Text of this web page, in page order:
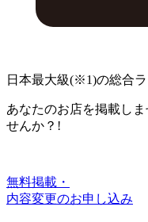
日本最大級(※1)の総合
あなたのお店を掲載しま
せんか？!
無料掲載・
内容変更のお申し込み